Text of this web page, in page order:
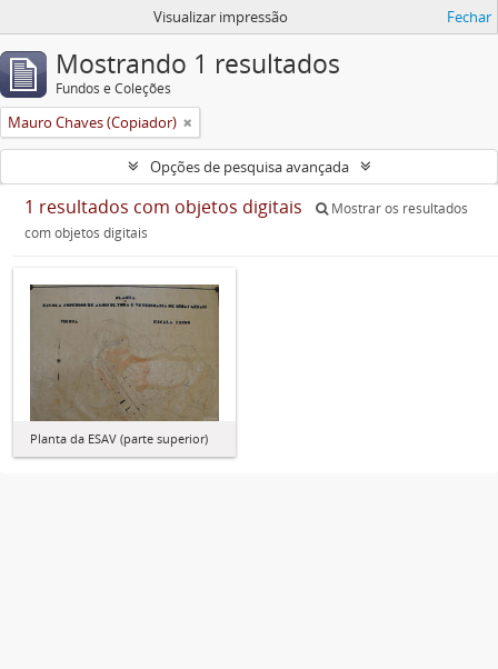
Visualizar impressão Fechar
Mostrando 1 resultados
Fundos e Coleções
Mauro Chaves (Copiador)
Opções de pesquisa avançada
1 resultados com objetos digitais
Mostrar os resultados
com objetos digitais
Planta da ESAV (parte superior)